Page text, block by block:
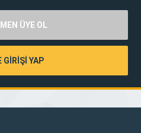
ÜYE OL
GİRİŞİ YAP